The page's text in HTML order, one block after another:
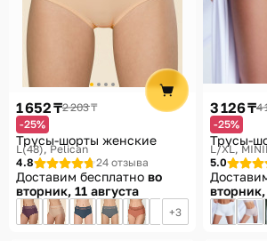
1 652 ₸2 203 ₸
-25%
Трусы-шорты женские
L(48) Pelican
4.8
24 отзыва
Доставим бесплатно во
вторник, 11 августа
3
3 126 ₸4
-25%
Трусы-
L/XL
5.0
вторник,